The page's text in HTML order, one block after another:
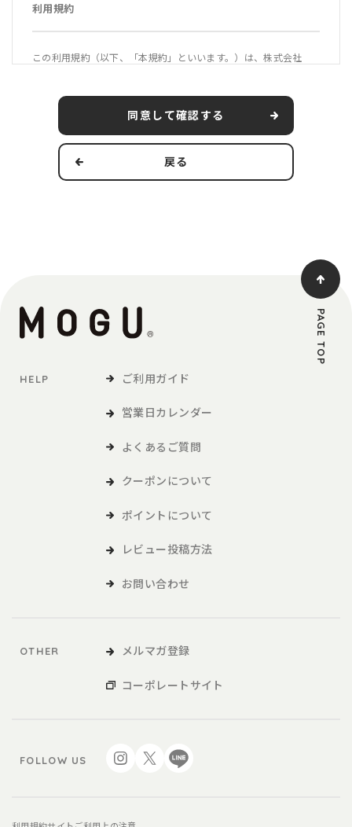
利用規約
この利用規約（以下、「本規約」といいます。）は、株式会社
ンショップ「MOGUストア 本店」（https://mogustore.jp 以
下、「本サービス」といいます。）の利用条件を定めるもので
本規約の適用範囲および変更
規約を変更する必要が生じた場合には、適用法令に従い、本
規約を変更することができます。この場合、当社は、本サイ
トへの掲載等の方法により、本規約を変更する旨、変更後の
本規約の内容および変更の効力発生日を利用者に通知しま
「利用者」とは、本サービスの閲覧または本サービスによる商品
の購入など、本サービスの利用を行う方をいいます。
および各種サービスをいい、販促品を含みます。。
1．利用者は、本規約に同意の上、本規約および当社が別途定める
ご利用ガイドなどに従い、本サービスを利用するものとしま
2．本サービスにおいては、登録希望者が本規約に同意の上、当社
の定める方法によって利用登録を申請し、当社がこれに対す
同意して確認する
戻る
HELP ご利用ガイド
営業日カレンダー
よくあるご質問
クーポンについて
ポイントについて
レビュー投稿方法
お問い合わせ
OTHER メルマガ登録
コーポレートサイト
FOLLOW US
PAGE TOP